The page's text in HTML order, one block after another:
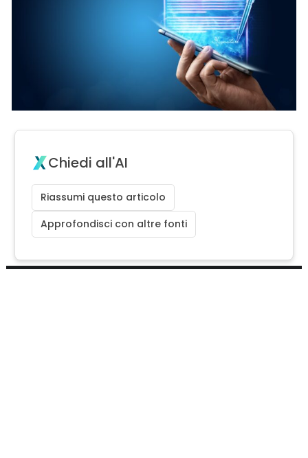
Chiedi all'AI
Riassumi questo articolo
Approfondisci con altre fonti